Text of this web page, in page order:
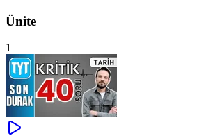
Ünite
1